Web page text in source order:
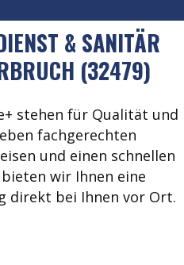
& SANITÄR
(32479)
stehen für Qualität und
fachgerechten
und einen schnellen
wir Ihnen eine
direkt bei Ihnen vor Ort.